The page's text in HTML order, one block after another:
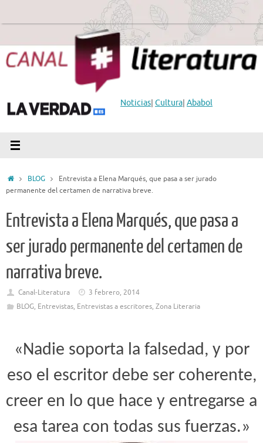
Noticias| Cultura| Ababol
InicioBLOG
Entrevista a Elena Marqués, que pasa a ser jurado
permanente del certamen de narrativa breve.
Entrevista a Elena Marqués, que pasa a
ser jurado permanente del certamen de
narrativa breve.
Canal-Literatura
3 febrero, 2014
BLOG, Entrevistas, Entrevistas a escritores, Zona Literaria
«Nadie soporta la falsedad, y por
eso el escritor debe ser coherente,
creer en lo que hace y entregarse a
esa tarea con todas sus fuerzas.»